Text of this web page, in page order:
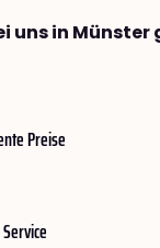
uns in
Preise